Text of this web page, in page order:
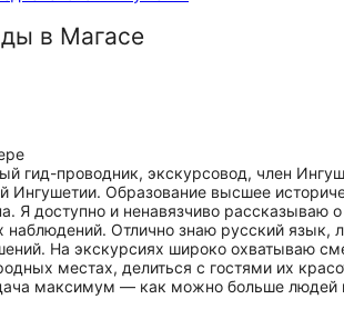
выразить огромную благодарность
была потрясающая! Мы сами с
горы знаем не по наслышке и в
ни чего сверхъестественного. Но
то что мы увидели поразило нас! По
отзывчивые, добрые люди. Этот край
для нас, но с помощью данной
открыть перед собой новые
в Магасе
гид-проводник, экскурсовод, член
Ингушетии. Образование высшее
Я доступно и ненавязчиво рассказываю
наблюдений. Отлично знаю русский
На экскурсиях широко охватываю
местах, делиться с гостями их
максимум — как можно больше людей